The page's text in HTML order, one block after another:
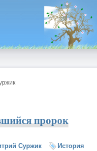
пророк
Суржик
История